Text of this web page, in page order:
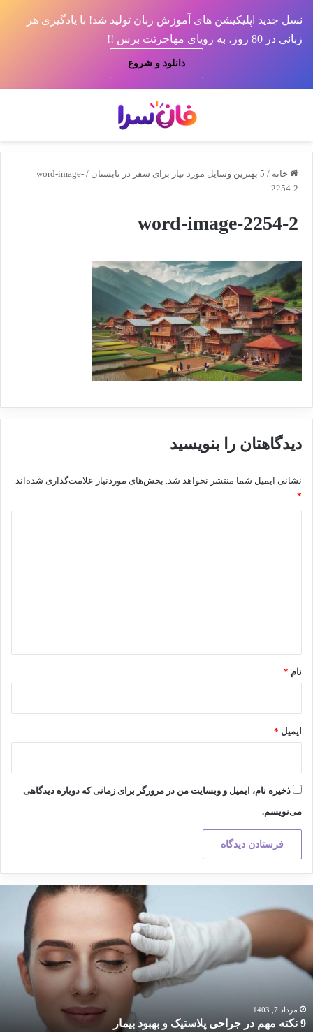
نسل جدید اپلیکیشن های آموزش زبان تولید شد! با یادگیری هر
زبانی در 80 روز، به رویای مهاجرتت برس !!
دانلود و شروع
خانه / 5 بهترین وسایل مورد نیاز برای سفر در تابستان /
word-image-
2254-2
word-image-2254-2
دیدگاهتان را بنویسید
نشانی ایمیل شما منتشر نخواهد شد. بخش‌های موردنیاز علامت‌گذاری شده‌اند
*
نام *
ایمیل *
ذخیره نام، ایمیل و وبسایت من در مرورگر برای زمانی که دوباره دیدگاهی
می‌نویسم.
مهم
جراحی
پلاستیک
و
بیمارمرداد 7, 1403
9 نکته مهم در جراحی پلاستیک و بهبود بیمار